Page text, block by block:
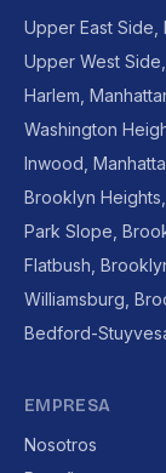
Upper East Side,
Upper West
Harlem,
Washington
Inwood,
Brooklyn
Park Slope,
Flatbush,
Williamsburg,
Bedford-
EMPRESA
Nosotros